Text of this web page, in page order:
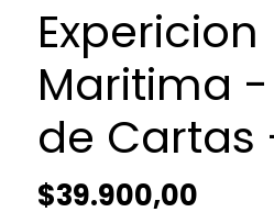
Expericion
Maritima
de Cartas
$39.900,00